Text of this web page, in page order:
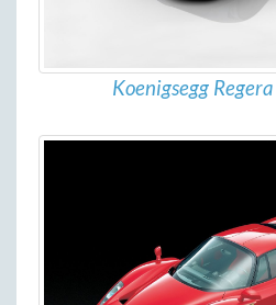
Koenigsegg